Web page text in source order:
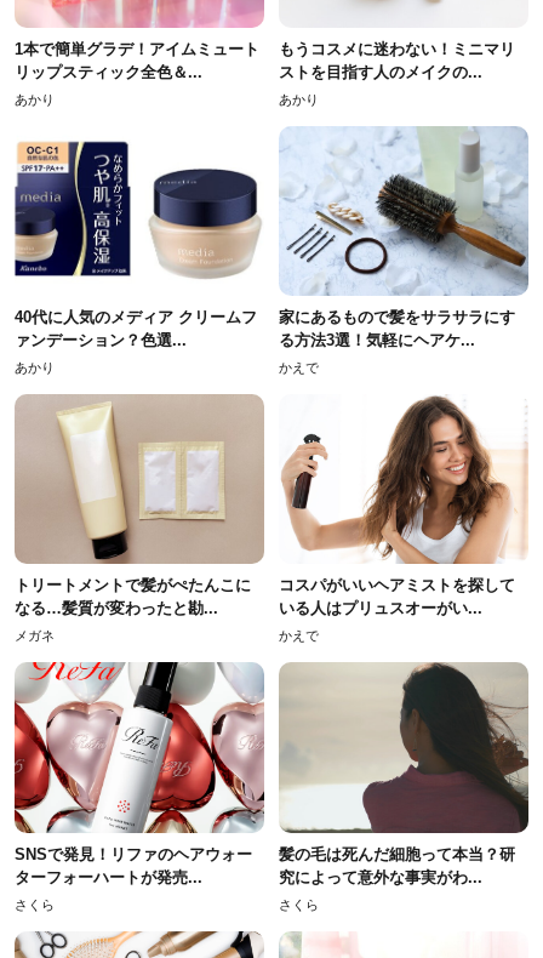
1本で簡単グラデ！アイムミュート
リップスティック全色＆...
あかり
もうコスメに迷わない！ミニマリ
ストを目指す人のメイクの...
あかり
40代に人気のメディア クリームフ
ァンデーション？色選...
あかり
家にあるもので髪をサラサラにす
る方法3選！気軽にヘアケ...
かえで
トリートメントで髪がぺたんこに
なる…髪質が変わったと勘...
メガネ
コスパがいいヘアミストを探して
いる人はプリュスオーがい...
かえで
SNSで発見！リファのヘアウォー
ターフォーハートが発売...
さくら
髪の毛は死んだ細胞って本当？研
究によって意外な事実がわ...
さくら